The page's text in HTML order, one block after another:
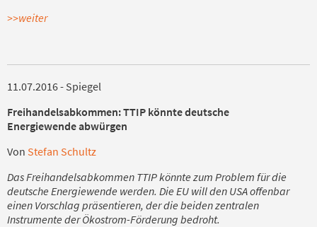
>>weiter
11.07.2016 - Spiegel
Freihandelsabkommen: TTIP könnte deutsche
Energiewende abwürgen
Von Stefan Schultz
Das Freihandelsabkommen TTIP könnte zum Problem für die
deutsche Energiewende werden. Die EU will den USA offenbar
einen Vorschlag präsentieren, der die beiden zentralen
Instrumente der Ökostrom-Förderung bedroht.